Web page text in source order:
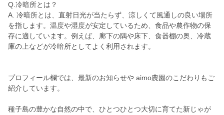
Q.冷暗所とは？
A. 冷暗所とは、直射日光が当たらず、涼しくて風通しの良い場所
を指します。温度や湿度が安定しているため、食品や農作物の保
存に適しています。例えば、廊下の隅や床下、食器棚の奥、冷蔵
庫の上などが冷暗所としてよく利用されます。
プロフィール欄では、最新のお知らせや aimo農園のこだわりもご
紹介しています。
種子島の豊かな自然の中で、ひとつひとつ大切に育てた新じゃが